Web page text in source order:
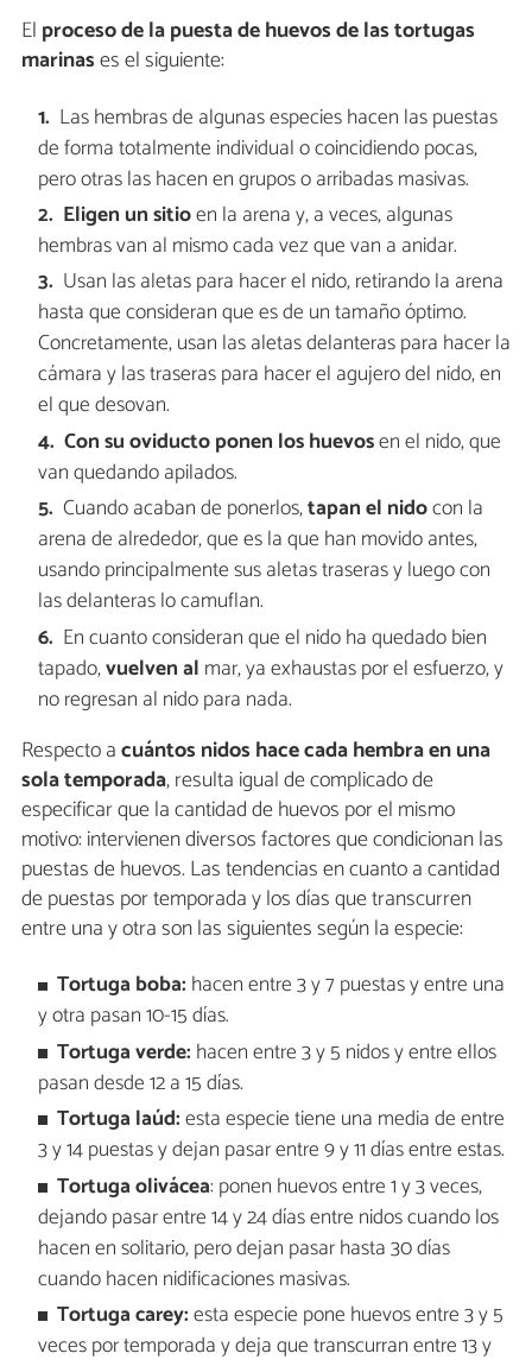
El proceso de la puesta de huevos de las tortugas
marinases el siguiente:
Las hembras de algunas especies hacen las puestas
de forma totalmente individual o coincidiendo pocas,
pero otras las hacen en grupos o arribadas masivas.
Eligen un sitioen la arena y, a veces, algunas
hembras van al mismo cada vez que van a anidar.
Usan las aletas para hacer el nido, retirando la arena
hasta que consideran que es de un tamaño óptimo.
Concretamente, usan las aletas delanteras para hacer la
cámara y las traseras para hacer el agujero del nido, en
el que desovan.
Con su oviducto ponen los huevosen el nido, que
van quedando apilados.
Cuando acaban de ponerlos,tapan el nidocon la
arena de alrededor, que es la que han movido antes,
usando principalmente sus aletas traseras y luego con
las delanteras lo camuflan.
En cuanto consideran que el nido ha quedado bien
tapado,vuelven al mar, ya exhaustas por el esfuerzo, y
no regresan al nido para nada.
Respecto acuántos nidos hace cada hembra en una
sola temporada, resulta igual de complicado de
especificar que la cantidad de huevos por el mismo
motivo: intervienen diversos factores que condicionan las
puestas de huevos. Las tendencias en cuanto a cantidad
de puestas por temporada y los días que transcurren
entre una y otra son las siguientes según la especie:
Tortuga boba: hacen entre 3 y 7 puestas y entre una
y otra pasan 10-15 días.
Tortuga verde: hacen entre 3 y 5 nidos y entre ellos
pasan desde 12 a 15 días.
Tortuga laúd:esta especie tiene una media de entre
3 y 14 puestas y dejan pasar entre 9 y 11 días entre estas.
Tortuga olivácea: ponen huevos entre 1 y 3 veces,
dejando pasar entre 14 y 24 días entre nidos cuando los
hacen en solitario, pero dejan pasar hasta 30 días
cuando hacen nidificaciones masivas.
Tortuga carey:esta especie pone huevos entre 3 y 5
veces por temporada y deja que transcurran entre 13 y